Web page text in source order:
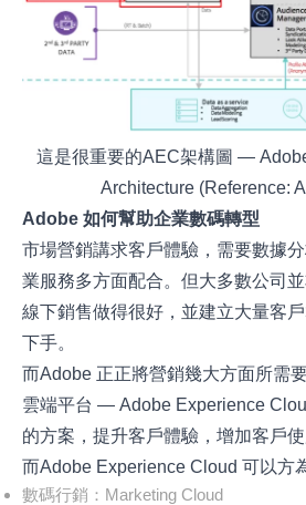
這是很重要的AEC架構圖 —
Architecture (Reference:
Adobe 如何幫助企業數碼轉型
市場營銷講求客戶體驗，需要數據
業服務多方面配合。但大多數公司
線下銷售做得很好，並建立大量客
下手。
而Adobe 正正將營銷幾大方面所需
雲端平台 — Adobe Experience
的方案，提升客戶體驗，增加客戶使
而Adobe Experience Cloud 可以方
數碼行銷：Marketing Cloud